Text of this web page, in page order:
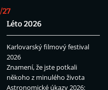
27
Léto 2026
Karlovarský filmový festival
2026
Znamení, že jste potkali
někoho z minulého života
Astronomické úkazy 2026: